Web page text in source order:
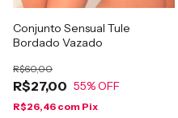
Conjunto Sensual Tule
Bordado Vazado
R$27,00
R$60,00
55% OFF
R$26,46 com Pix